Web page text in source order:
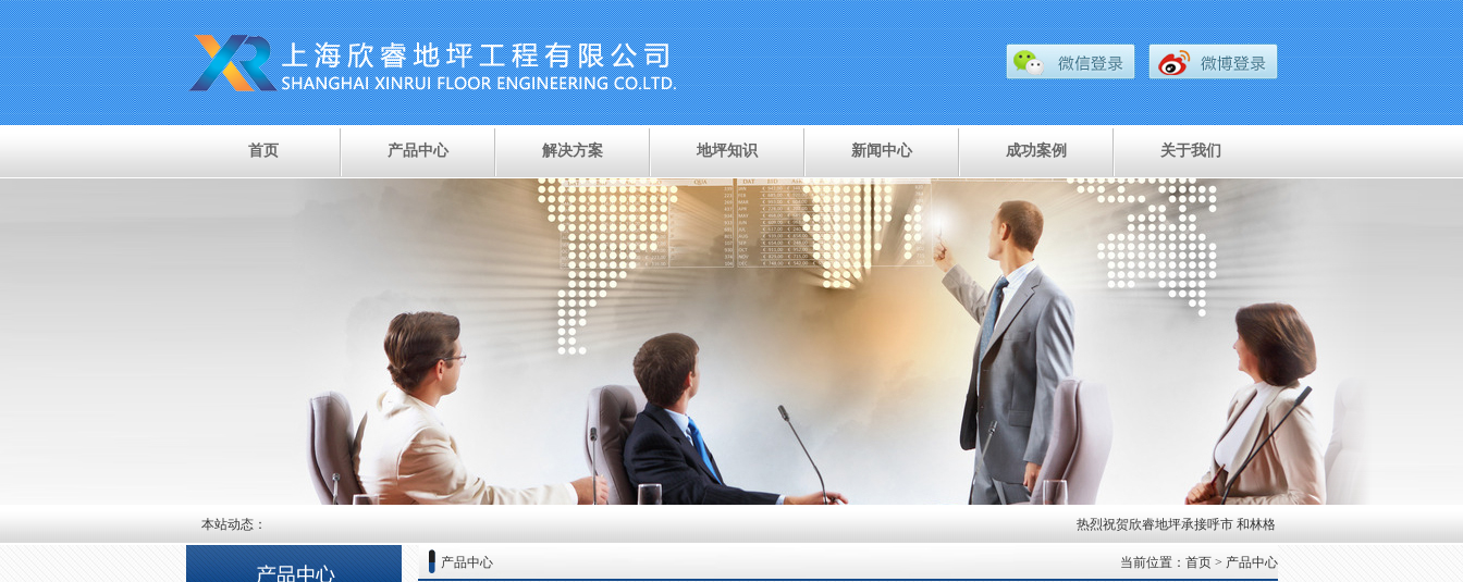
首页 产品中心 解决方案 地坪知识 新闻中心 成功案例 关于我们
本站动态： 热烈祝贺欣睿地坪承接呼市 和林格尔蒙羊分割车间20
产品中心 当前位置：首页 > 产品中心